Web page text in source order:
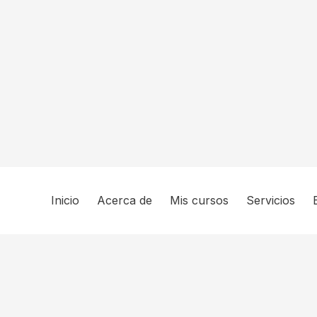
Inicio Acerca de Mis cursos Servicios